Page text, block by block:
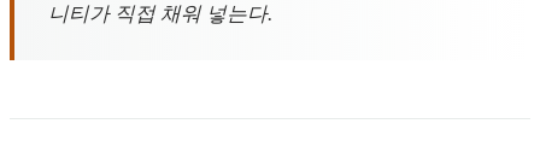
니티가 직접 채워 넣는다.